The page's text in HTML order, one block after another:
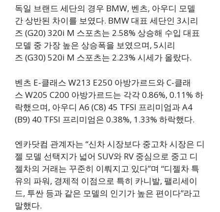
독일 브랜드 세단의 경우 BMW, 벤츠, 아우디 모델
간 상반된 차이를 보였다. BMW 대표 세단인 3시리
즈 (G20) 320i M 스포츠는 2.58% 상승해 수입 대표
모델 중 가장 높은 상승폭을 보였으며, 5시리
즈 (G30) 520i M 스포츠는 2.23% 시세가 올랐다.
벤츠 E-클래스 W213 E250 아방가르드와 C-클래
스 W205 C200 아방가르드는 각각 0.86%, 0.11% 하
락했으며, 아우디 A6 (C8) 45 TFSI 프리미엄과 A4
(B9) 40 TFSI 프리미엄은 0.38%, 1.33% 하락했다.
엔카닷컴 관계자는 “신차 시장보다 중고차 시장은 디
젤 모델 선택지가 넓어 SUV와 RV 중심으로 중고 디
젤차의 거래는 꾸준히 이뤄지고 있다”며 “디젤차 특
유의 파워, 경제적 이점으로 특히 카니발, 팰리세이
드, 투싼 등과 같은 모델의 인기가 높은 편이다”라고
말했다.